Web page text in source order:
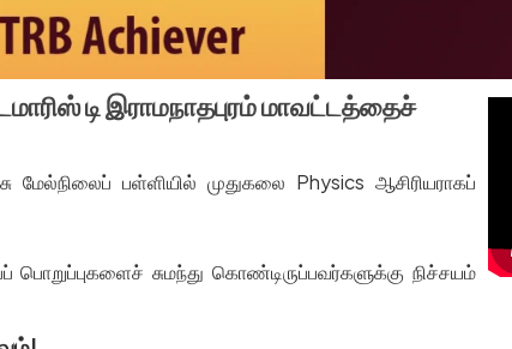
டி இராமநாதபுரம் மாவட்டத்தைச்
பள்ளியில் முதுகலை Physics ஆசிரியராகப்
பொறுப்புகளைச் சுமந்து கொண்டிருப்பவர்களுக்கு நிச்சயம்